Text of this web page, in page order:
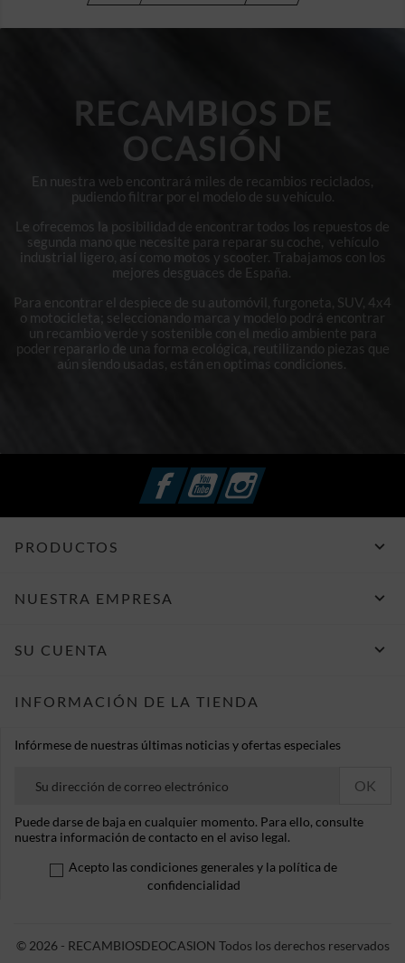
RECAMBIOS DE
OCASIÓN
En nuestra web encontrará miles de recambios reciclados,
pudiendo filtrar por el modelo de su vehículo.
Le ofrecemos la posibilidad de encontrar todos los repuestos de
segunda mano que necesite para reparar su coche, vehículo
industrial ligero, así como motos y scooter. Trabajamos con los
mejores desguaces de España.
Para encontrar el despiece de su automóvil, furgoneta, SUV, 4x4
o motocicleta; seleccionando marca y modelo podrá encontrar
un recambio verde y sostenible con el medio ambiente para
poder repararlo de una forma ecológica, reutilizando piezas que
aún siendo usadas, están en optimas condiciones.
FacebookYouTubeInstagram
PRODUCTOS 
NUESTRA EMPRESA 
SU CUENTA 
INFORMACIÓN DE LA TIENDA
Infórmese de nuestras últimas noticias y ofertas especiales
Puede darse de baja en cualquier momento. Para ello, consulte
nuestra información de contacto en el aviso legal.
Acepto las condiciones generales y la política de
confidencialidad
© 2026 - RECAMBIOSDEOCASION Todos los derechos reservados